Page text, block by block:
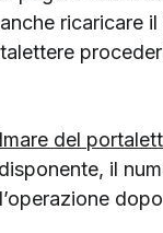
ricaricare
del
il